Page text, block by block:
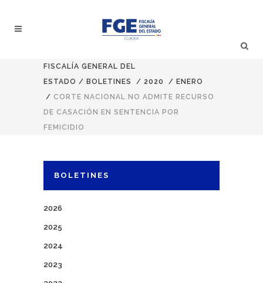
FISCALÍA GENERAL DEL
ESTADO / BOLETINES / 2020 / ENERO
/ CORTE NACIONAL NO ADMITE RECURSO
DE CASACIÓN EN SENTENCIA POR
FEMICIDIO
BOLETINES
2026
2025
2024
2023